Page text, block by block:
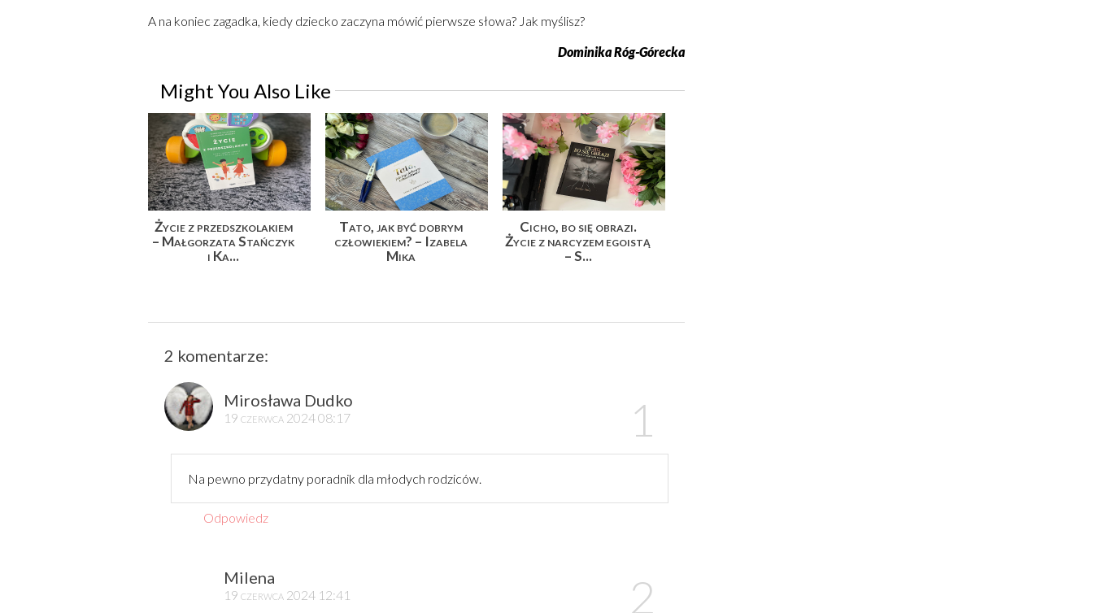
A na koniec zagadka, kiedy dziecko zaczyna mówić pierwsze słowa? Jak myślisz?
Dominika Róg-Górecka
Might You Also Like
Życie z przedszkolakiem
– Małgorzata Stańczyk
i Ka...
Tato, jak być dobrym
człowiekiem? – Izabela
Mika
Cicho, bo się obrazi.
Życie z narcyzem egoistą
– S...
2 komentarze:
Mirosława Dudko
19 czerwca 2024 08:17
Na pewno przydatny poradnik dla młodych rodziców.
Odpowiedz
Milena
19 czerwca 2024 12:41